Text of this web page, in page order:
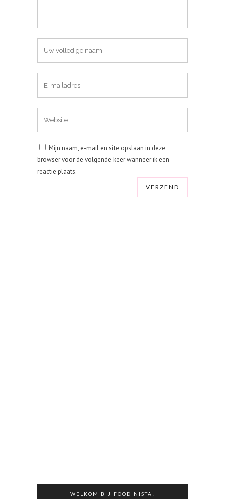
Mijn naam, e-mail en site opslaan in deze
browser voor de volgende keer wanneer ik een
reactie plaats.
WELKOM BIJ FOODINISTA!